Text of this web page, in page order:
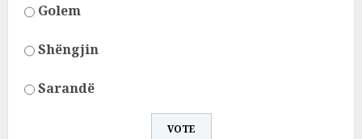
Golem
Shëngjin
Sarandë